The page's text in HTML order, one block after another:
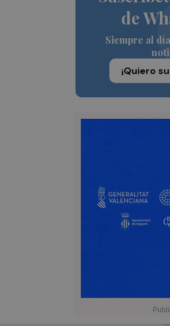
de
Siempre al
¡Quiero